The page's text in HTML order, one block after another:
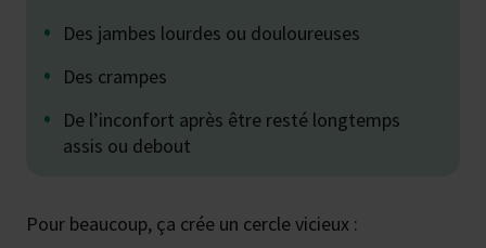
Des jambes lourdes ou douloureuses
Des crampes
De l’inconfort après être resté longtemps
assis ou debout
Pour beaucoup, ça crée un cercle vicieux :